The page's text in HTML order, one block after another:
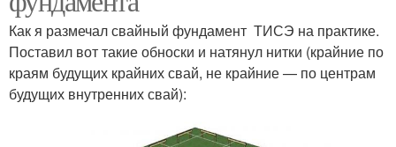
Как я размечал свайный фундамент ТИСЭ на практике.
Поставил вот такие обноски и натянул нитки (крайние по
краям будущих крайних свай, не крайние — по центрам
будущих внутренних свай):